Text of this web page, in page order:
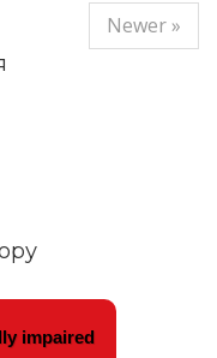
Newer »
impaired